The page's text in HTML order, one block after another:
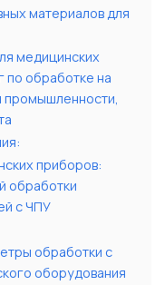
материалов для
медицинских
по обработке на
промышленности,
приборов:
обработки
с ЧПУ
обработки с
оборудования